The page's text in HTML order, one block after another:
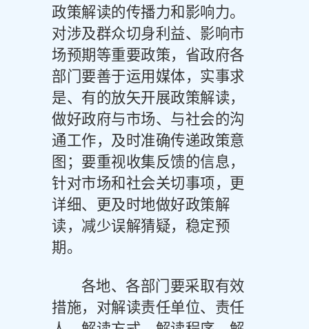
政策解读的传播力和影响力。
对涉及群众切身利益、影响市
场预期等重要政策，省政府各
部门要善于运用媒体，实事求
是、有的放矢开展政策解读，
做好政府与市场、与社会的沟
通工作，及时准确传递政策意
图；要重视收集反馈的信息，
针对市场和社会关切事项，更
详细、更及时地做好政策解
读，减少误解猜疑，稳定预
期。
各地、各部门要采取有效
措施，对解读责任单位、责任